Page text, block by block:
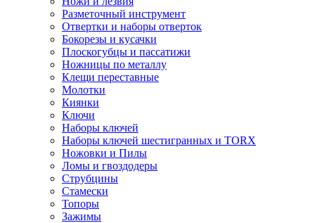
Разметочный инструмент
Отвертки и наборы отверток
Бокорезы и кусачки
Плоскогубцы и пассатижи
Ножницы по металлу
Клещи переставные
Молотки
Киянки
Ключи
Наборы ключей
Наборы ключей шестигранных и TORX
Ножовки и Пилы
Ломы и гвоздодеры
Струбцины
Стамески
Топоры
Зажимы